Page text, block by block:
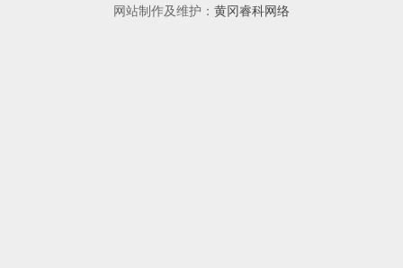
网站制作及维护： 黄冈睿科网络